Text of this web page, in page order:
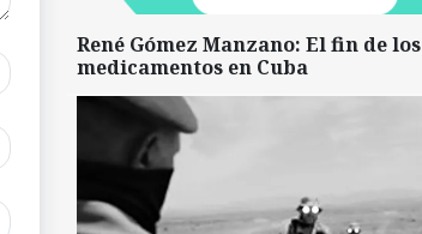
René Gómez Manzano: El fin de los
medicamentos en Cuba